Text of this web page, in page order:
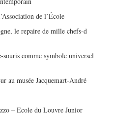
de l’École
le repaire de mille chefs-d
souris comme symbole universel
au musée Jacquemart-André
– Ecole du Louvre Junior